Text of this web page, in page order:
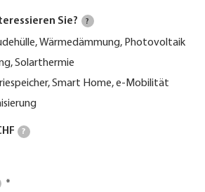
Sie? ?
Wärmedämmung, Photovoltaik
Solarthermie
Smart Home, e-Mobilität
?